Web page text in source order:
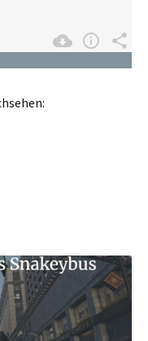
Battle Royal oder